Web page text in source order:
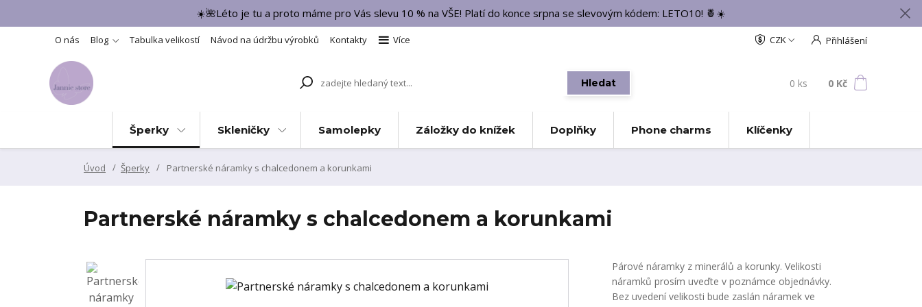
☀️🌺Léto je tu a proto máme pro Vás slevu 10 % na VŠE! Platí do konce srpna se slevovým kódem: LETO10! 🍍☀️
O nás Blog Tabulka velikostí Návod na údržbu výrobků Kontakty Více CZK Přihlášení
Hledat 0 ks 0 Kč
Šperky Skleničky Samolepky Záložky do knížek Doplňky Phone charms Klíčenky
Úvod Šperky Partnerské náramky s chalcedonem a korunkami
Partnerské náramky s chalcedonem a korunkami
Párové náramky z minerálů a korunky. Velikosti
náramků prosím uveďte v poznámce objednávky.
Bez uvedení velikosti bude zaslán náramek ve